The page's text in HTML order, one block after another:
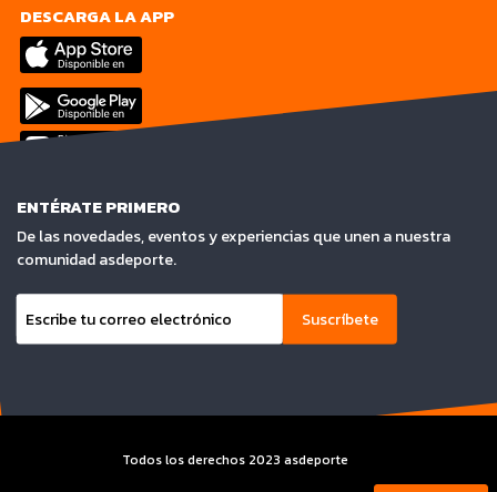
DESCARGA LA APP
ENTÉRATE PRIMERO
De las novedades, eventos y experiencias que unen a nuestra
comunidad asdeporte.
Suscríbete
Todos los derechos 2023 asdeporte